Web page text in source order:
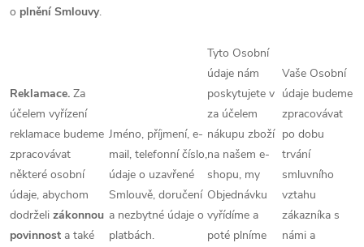
o plnění Smlouvy.
Reklamace. Za
účelem vyřízení
reklamace budeme
zpracovávat
některé osobní
údaje, abychom
dodrželi zákonnou
povinnost a také
Jméno, příjmení, e-
mail, telefonní číslo,
údaje o uzavřené
Smlouvě, doručení
a nezbytné údaje o
platbách.
Tyto Osobní
údaje nám
poskytujete v
za účelem
nákupu zboží
na našem e-
shopu, my
Objednávku
vyřídíme a
poté plníme
Vaše Osobní
údaje budeme
zpracovávat
po dobu
trvání
smluvního
vztahu
zákazníka s
námi a